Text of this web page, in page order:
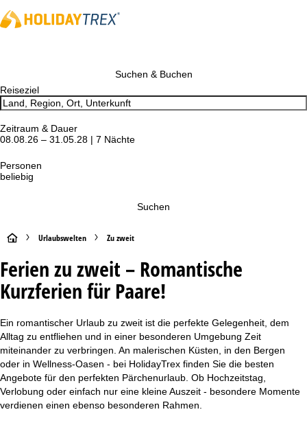
Suchen & Buchen
Reiseziel
Zeitraum & Dauer
08.08.26 – 31.05.28 | 7 Nächte
Personen
beliebig
Suchen
S
t
a
r
t
s
e
Urlaubswelten Zu zweit
Ferien zu zweit – Romantische
Kurzferien für Paare!
Ein romantischer Urlaub zu zweit ist die perfekte Gelegenheit, dem
Alltag zu entfliehen und in einer besonderen Umgebung Zeit
miteinander zu verbringen. An malerischen Küsten, in den Bergen
oder in Wellness-Oasen - bei HolidayTrex finden Sie die besten
Angebote für den perfekten Pärchenurlaub. Ob Hochzeitstag,
Verlobung oder einfach nur eine kleine Auszeit - besondere Momente
verdienen einen ebenso besonderen Rahmen.